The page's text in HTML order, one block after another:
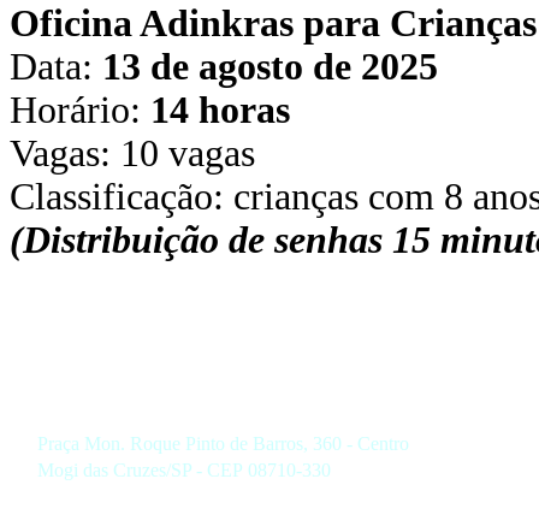
Oficina Adinkras para Crianças
Data: 13 de agosto de 2025
Horário: 14 horas
Vagas: 10 vagas
Classificação: crianças com 8
(Distribuição de senhas 15
Praça Mon. Roque Pinto de Barros, 360 - Centro
Mogi das Cruzes/SP - CEP 08710-330